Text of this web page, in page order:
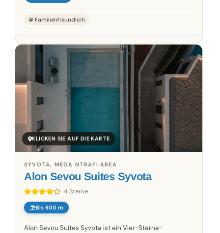
Familienfreundlich
KLICKEN SIE AUF DIE KARTE
Alon Sevou Suites Syvota
4 Sterne
SYVOTA, MEGA NTRAFI AREA
Bis 600 m
Alon Sevou Suites Syvota ist ein Vier-Sterne-